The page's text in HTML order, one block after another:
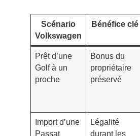
Scénario
Volkswagen
Bénéfice clé
Prêt d’une
Golf à un
proche
Bonus du
propriétaire
préservé
Import d’une
Passat
Légalité
durant les